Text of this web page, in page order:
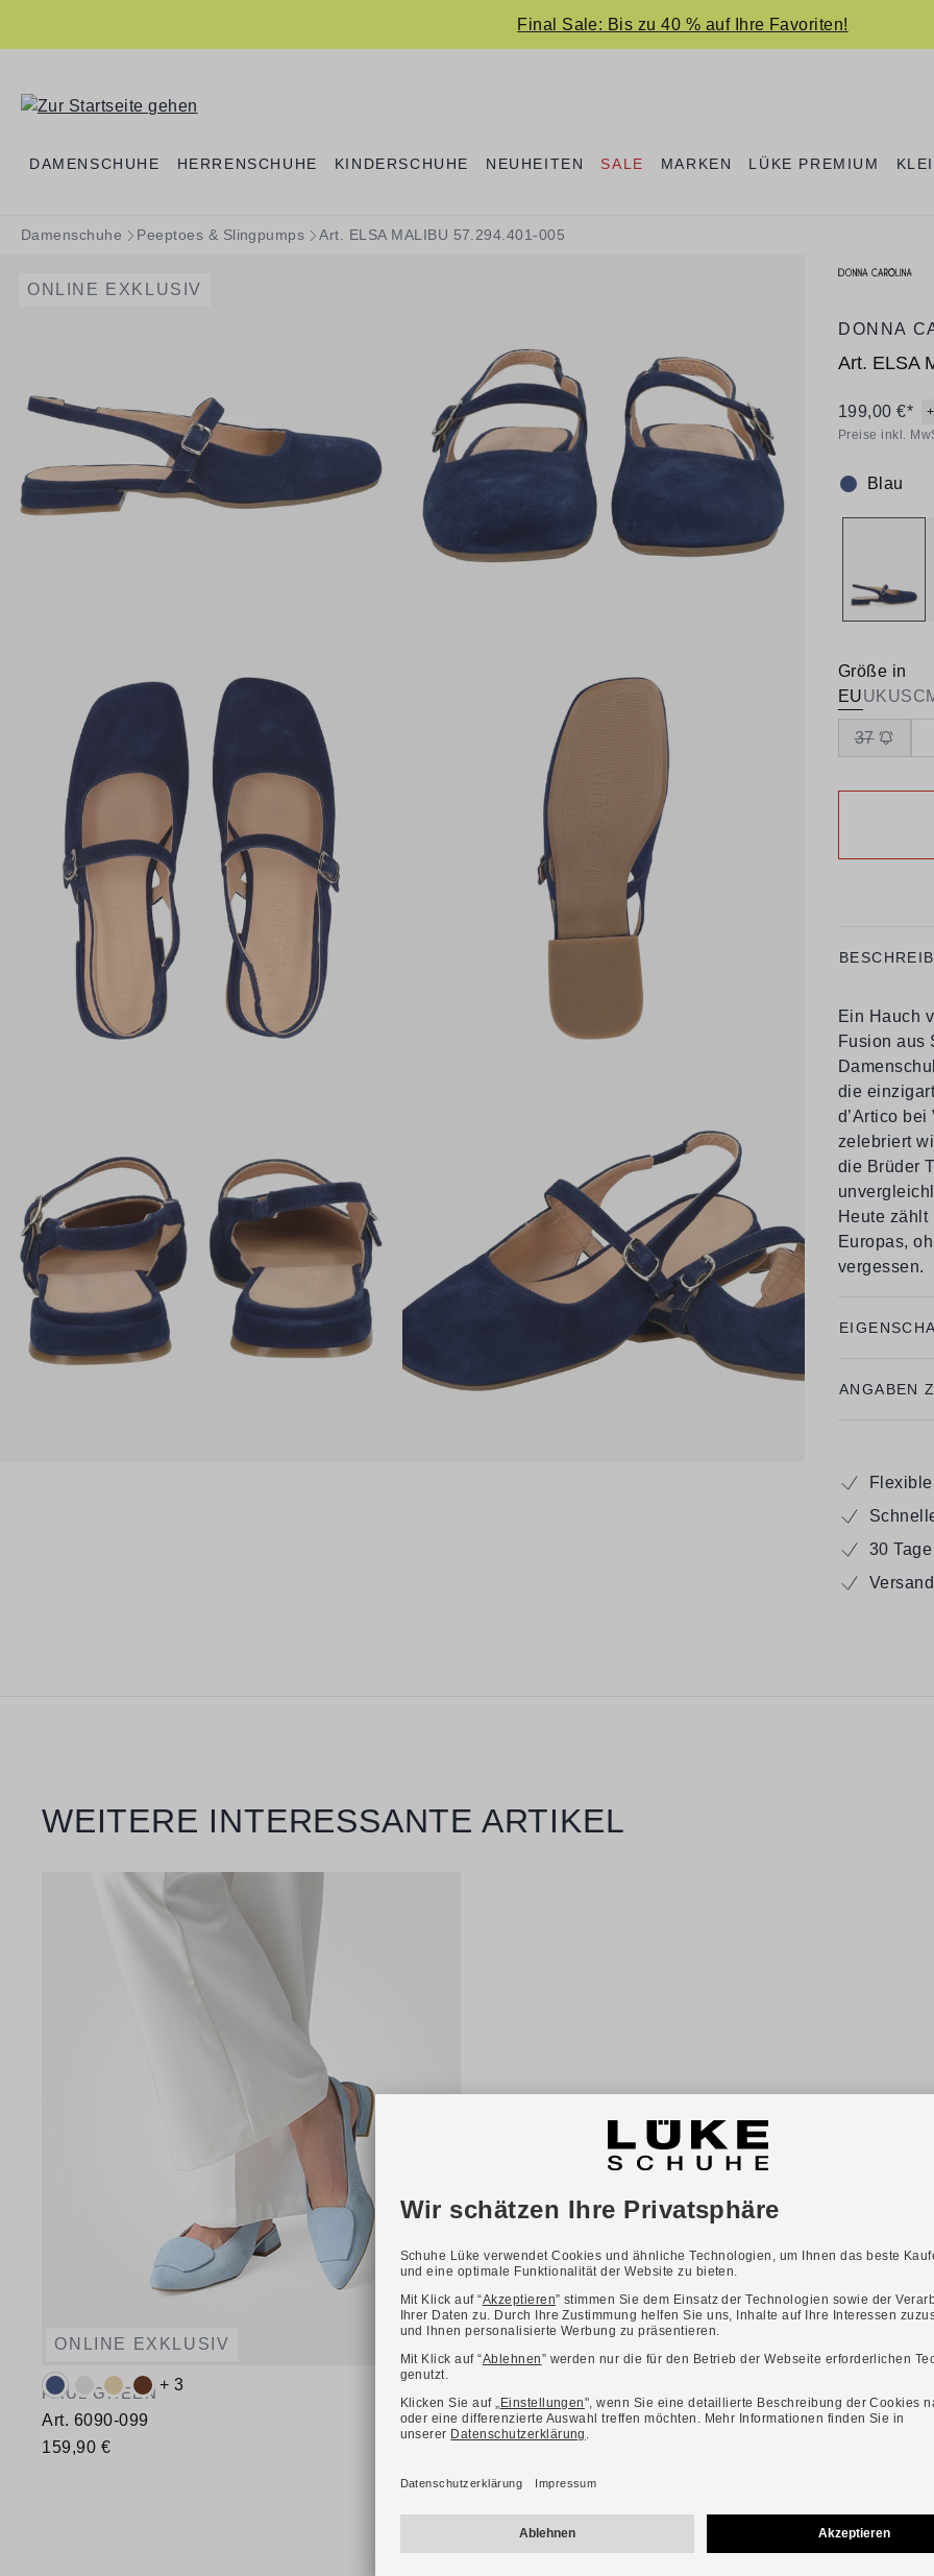
Final Sale: Bis zu 40 % auf Ihre Favoriten!
DAMENSCHUHE HERRENSCHUHE KINDERSCHUHE NEUHEITEN SALE MARKEN LÜKE PREMIUM
Damenschuhe Peeptoes & Slingpumps Art. ELSA MALIBU 57.294.401-005
ONLINE EXKLUSIV
DONNA
Art. ELSA
199,00 €*
Preise inkl.
Farbe:
Blau
Größe in
EUUKUS
37
Ein Hauch
Fusion aus
die
d’Artico
zelebriert
die Brüder
Heute
Europas,
vergessen.
ANGABEN
30
Produktgalerie überspringen
WEITERE INTERESSANTE ARTIKEL
ONLINE EXKLUSIV
PAUL GREEN
Art. 6090-099
159,90 €
Verfügbare Farbvarianten:
+ 3
-27%
LÜKE SCHUHE
Verfügbare Farbvarianten:
Verfügbare Größen